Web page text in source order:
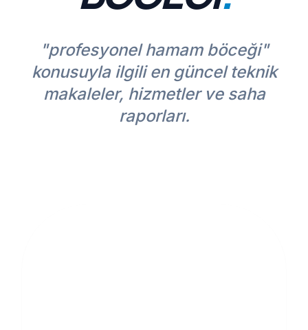
"profesyonel hamam böceği"
konusuyla ilgili en güncel teknik
makaleler, hizmetler ve saha
raporları.